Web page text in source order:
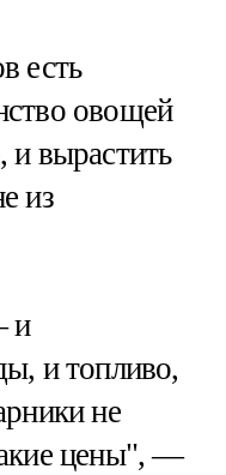
есть
овощей
вырастить
из
и
и топливо,
не
цены", —